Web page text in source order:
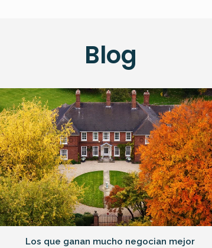
Blog
Los que ganan mucho negocian mejor